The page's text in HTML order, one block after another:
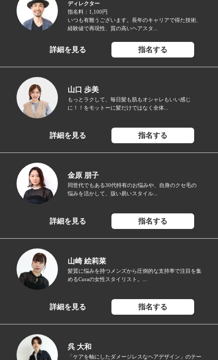
ディレクター
指名料：1,100円
いつも有難うございます。長年のキャリアで得た技術、
経験値で再現性、質の高いヘアスタ...
詳細を見る 指名する
山口 歩美
もっとラクして、毎日髪も肌もオシャレもいい感じ
に！！をモットーに髪だけではなく全体...
詳細を見る 指名する
金原 朋子
同世代でもある30代特有のお悩みや、自身のクセ毛の
悩みを活かして、扱い易いスタイル...
詳細を見る 指名する
山崎 絵莉菜
髪質に悩みを持つメンズから圧倒的な支持率で注目を集
めるCuraの女性スタイリスト。...
詳細を見る 指名する
呉 大和
「ケアを軸にしたダメージレスなヘアデザイン」のテー